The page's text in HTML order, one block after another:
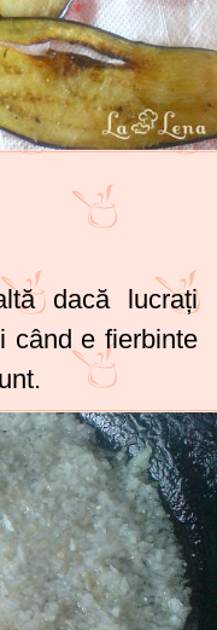
dacă lucrați
când e fierbinte